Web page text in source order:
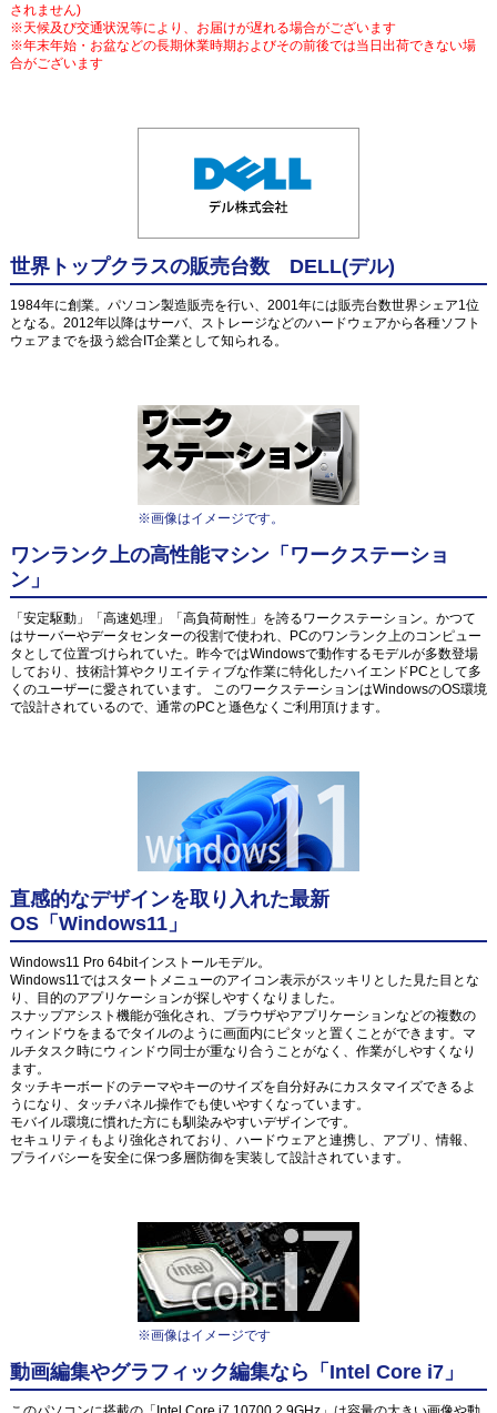
されません)
※天候及び交通状況等により、お届けが遅れる場合がございます
※年末年始・お盆などの長期休業時期およびその前後では当日出荷できない場
合がございます
世界トップクラスの販売台数 DELL(デル)
1984年に創業。パソコン製造販売を行い、2001年には販売台数世界シェア1位
となる。2012年以降はサーバ、ストレージなどのハードウェアから各種ソフト
ウェアまでを扱う総合IT企業として知られる。
※画像はイメージです。
ワンランク上の高性能マシン「ワークステーショ
ン」
「安定駆動」「高速処理」「高負荷耐性」を誇るワークステーション。かつて
はサーバーやデータセンターの役割で使われ、PCのワンランク上のコンピュー
タとして位置づけられていた。昨今ではWindowsで動作するモデルが多数登場
しており、技術計算やクリエイティブな作業に特化したハイエンドPCとして多
くのユーザーに愛されています。 このワークステーションはWindowsのOS環境
で設計されているので、通常のPCと遜色なくご利用頂けます。
直感的なデザインを取り入れた最新
OS「Windows11」
Windows11 Pro 64bitインストールモデル。
Windows11ではスタートメニューのアイコン表示がスッキリとした見た目とな
り、目的のアプリケーションが探しやすくなりました。
スナップアシスト機能が強化され、ブラウザやアプリケーションなどの複数の
ウィンドウをまるでタイルのように画面内にピタッと置くことができます。マ
ルチタスク時にウィンドウ同士が重なり合うことがなく、作業がしやすくなり
ます。
タッチキーボードのテーマやキーのサイズを自分好みにカスタマイズできるよ
うになり、タッチパネル操作でも使いやすくなっています。
モバイル環境に慣れた方にも馴染みやすいデザインです。
セキュリティもより強化されており、ハードウェアと連携し、アプリ、情報、
プライバシーを安全に保つ多層防御を実装して設計されています。
※画像はイメージです
動画編集やグラフィック編集なら「Intel Core i7」